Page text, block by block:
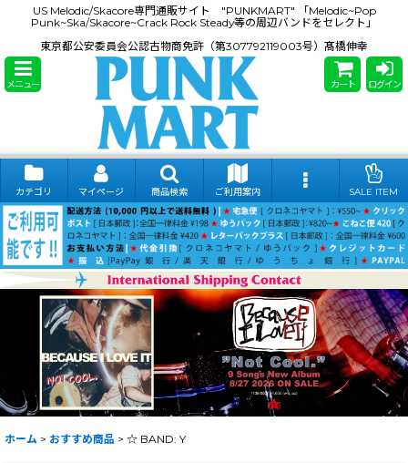
US Melodic/Skacore専門通販サイト "PUNKMART" 「Melodic~Pop
Punk~Ska/Skacore~Crack Rock Steady等の周辺バンドをセレクト」
東京都公安委員会公認古物商免許（第307792119003号）髙橋伸幸
メニュー カート ログイン
カテゴリ マイページ 商品検索 ご利用案内 SALE ITEM
ホーム > おすすめ商品 > ☆ BAND: Y